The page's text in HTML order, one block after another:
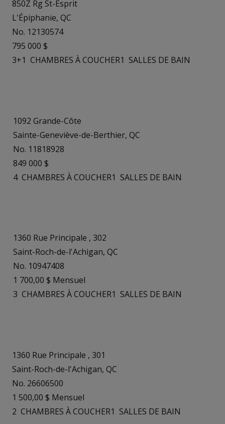
850Z Rg St-Esprit
L'Épiphanie, QC
No. 12130574
795 000 $
3+1 CHAMBRES À COUCHER1 SALLES DE BAIN
1092 Grande-Côte
Sainte-Geneviève-de-Berthier, QC
No. 11818928
849 000 $
4 CHAMBRES À COUCHER1 SALLES DE BAIN
1360 Rue Principale , 302
Saint-Roch-de-l'Achigan, QC
No. 10947408
1 700,00 $ Mensuel
3 CHAMBRES À COUCHER1 SALLES DE BAIN
1360 Rue Principale , 301
Saint-Roch-de-l'Achigan, QC
No. 26606500
1 500,00 $ Mensuel
2 CHAMBRES À COUCHER1 SALLES DE BAIN